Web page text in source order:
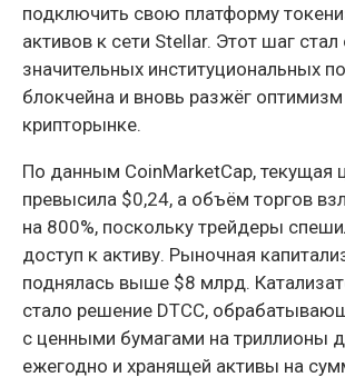
подключить свою платформу
активов к сети Stellar. Этот шаг
значительных институциональных
блокчейна и вновь разжёг оптимизм
крипторынке.
По данным CoinMarketCap, текущая
превысила $0,24, а объём торгов
на 800%, поскольку трейдеры
доступ к активу. Рыночная
поднялась выше $8 млрд.
стало решение DTCC,
с ценными бумагами на триллионы
ежегодно и хранящей активы на